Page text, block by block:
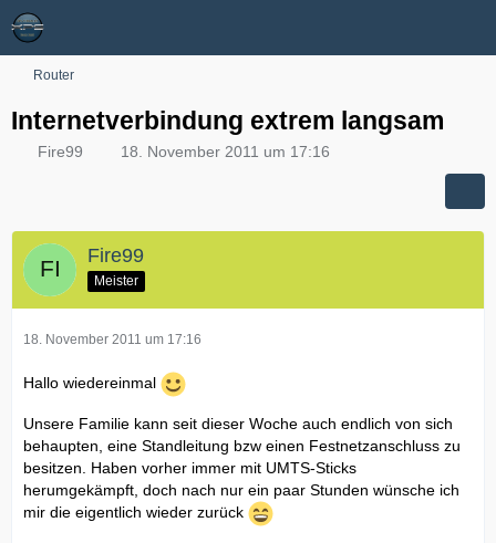
Router
Internetverbindung extrem langsam
Fire99 18. November 2011 um 17:16
Fire99
Meister
18. November 2011 um 17:16
Hallo wiedereinmal
Unsere Familie kann seit dieser Woche auch endlich von sich
behaupten, eine Standleitung bzw einen Festnetzanschluss zu
besitzen. Haben vorher immer mit UMTS-Sticks
herumgekämpft, doch nach nur ein paar Stunden wünsche ich
mir die eigentlich wieder zurück